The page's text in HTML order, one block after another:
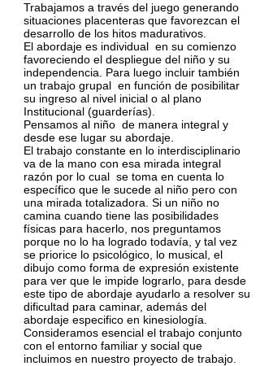
Trabajamos a través del juego generando
situaciones placenteras que favorezcan el
desarrollo de los hitos madurativos.
El abordaje es individual en su comienzo
favoreciendo el despliegue del niño y su
independencia. Para luego incluir también
un trabajo grupal en función de posibilitar
su ingreso al nivel inicial o al plano
Institucional (guarderías).
Pensamos al niño de manera integral y
desde ese lugar su abordaje.
El trabajo constante en lo interdisciplinario
va de la mano con esa mirada integral
razón por lo cual se toma en cuenta lo
específico que le sucede al niño pero con
una mirada totalizadora. Si un niño no
camina cuando tiene las posibilidades
físicas para hacerlo, nos preguntamos
porque no lo ha logrado todavía, y tal vez
se priorice lo psicológico, lo musical, el
dibujo como forma de expresión existente
para ver que le impide lograrlo, para desde
este tipo de abordaje ayudarlo a resolver su
dificultad para caminar, además del
abordaje especifico en kinesiología.
Consideramos esencial el trabajo conjunto
con el entorno familiar y social que
incluimos en nuestro proyecto de trabajo.